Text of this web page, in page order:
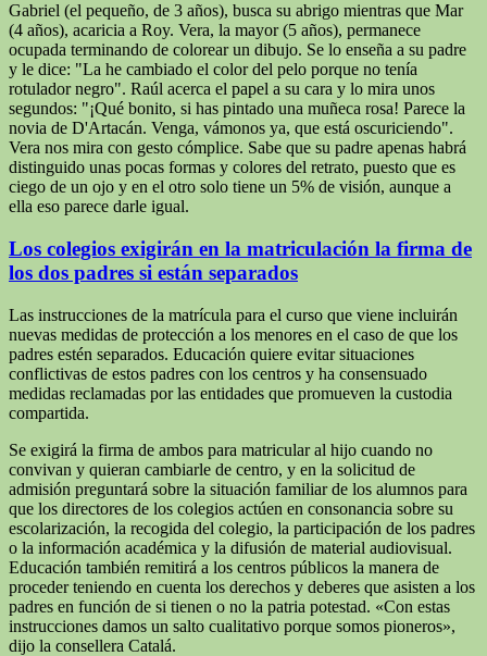
Gabriel (el pequeño, de 3 años), busca su abrigo mientras que Mar
(4 años), acaricia a Roy. Vera, la mayor (5 años), permanece
ocupada terminando de colorear un dibujo. Se lo enseña a su padre
y le dice: "La he cambiado el color del pelo porque no tenía
rotulador negro". Raúl acerca el papel a su cara y lo mira unos
segundos: "¡Qué bonito, si has pintado una muñeca rosa! Parece la
novia de D'Artacán. Venga, vámonos ya, que está oscuriciendo".
Vera nos mira con gesto cómplice. Sabe que su padre apenas habrá
distinguido unas pocas formas y colores del retrato, puesto que es
ciego de un ojo y en el otro solo tiene un 5% de visión, aunque a
ella eso parece darle igual.
Los colegios exigirán en la matriculación la firma de
los dos padres si están separados
Las instrucciones de la matrícula para el curso que viene incluirán
nuevas medidas de protección a los menores en el caso de que los
padres estén separados. Educación quiere evitar situaciones
conflictivas de estos padres con los centros y ha consensuado
medidas reclamadas por las entidades que promueven la custodia
compartida.
Se exigirá la firma de ambos para matricular al hijo cuando no
convivan y quieran cambiarle de centro, y en la solicitud de
admisión preguntará sobre la situación familiar de los alumnos para
que los directores de los colegios actúen en consonancia sobre su
escolarización, la recogida del colegio, la participación de los padres
o la información académica y la difusión de material audiovisual.
Educación también remitirá a los centros públicos la manera de
proceder teniendo en cuenta los derechos y deberes que asisten a los
padres en función de si tienen o no la patria potestad. «Con estas
instrucciones damos un salto cualitativo porque somos pioneros»,
dijo la consellera Catalá.